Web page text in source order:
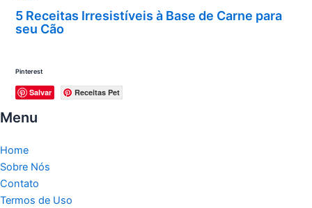
5 Receitas Irresistíveis à Base de Carne para
seu Cão
Pinterest
Salvar Receitas Pet
Menu
Home
Sobre Nós
Contato
Termos de Uso